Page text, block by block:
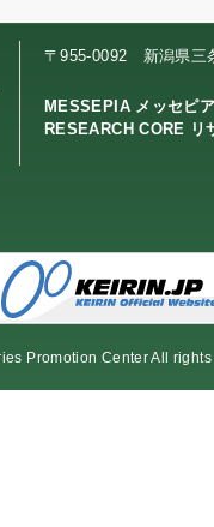
〒955-0092 新潟県三
MESSEPIA メッセピ
RESEARCH CORE リ
Promotion Center All